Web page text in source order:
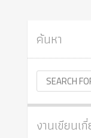
ค้นหา
งานเขียนเ